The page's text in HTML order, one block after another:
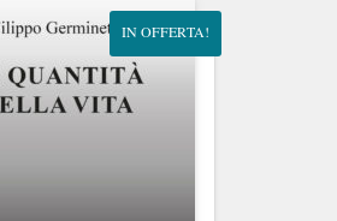
IN OFFERTA!